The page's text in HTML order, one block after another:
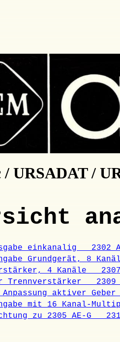
/ URSADAT /
einkanalig 2302
Grundgerät, 8
4 Kanäle 2307
Trennverstärker 2309
aktiver
mit 16 Kanal-
zu 2305 AE-G